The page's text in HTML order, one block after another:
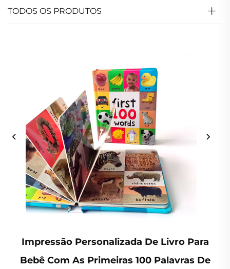
TODOS OS PRODUTOS
Impressão Personalizada De Livro Para
Bebê Com As Primeiras 100 Palavras De